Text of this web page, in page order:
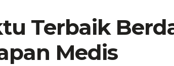
Terbaik
Medis